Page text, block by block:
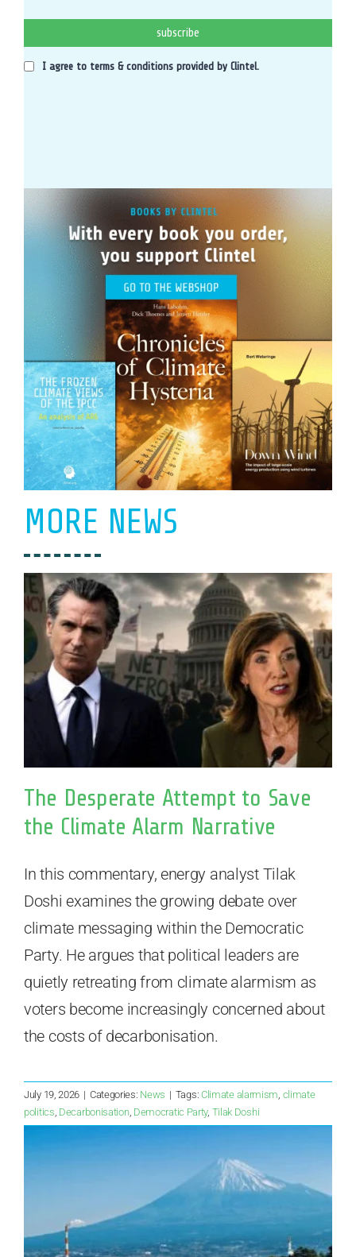
MORE NEWS
The Desperate Attempt to Save
the Climate Alarm Narrative
In this commentary, energy analyst Tilak
Doshi examines the growing debate over
climate messaging within the Democratic
Party. He argues that political leaders are
quietly retreating from climate alarmism as
voters become increasingly concerned about
the costs of decarbonisation.
July 19, 2026 | Categories: News | Tags: Climate alarmism, climate
politics, Decarbonisation, Democratic Party, Tilak Doshi